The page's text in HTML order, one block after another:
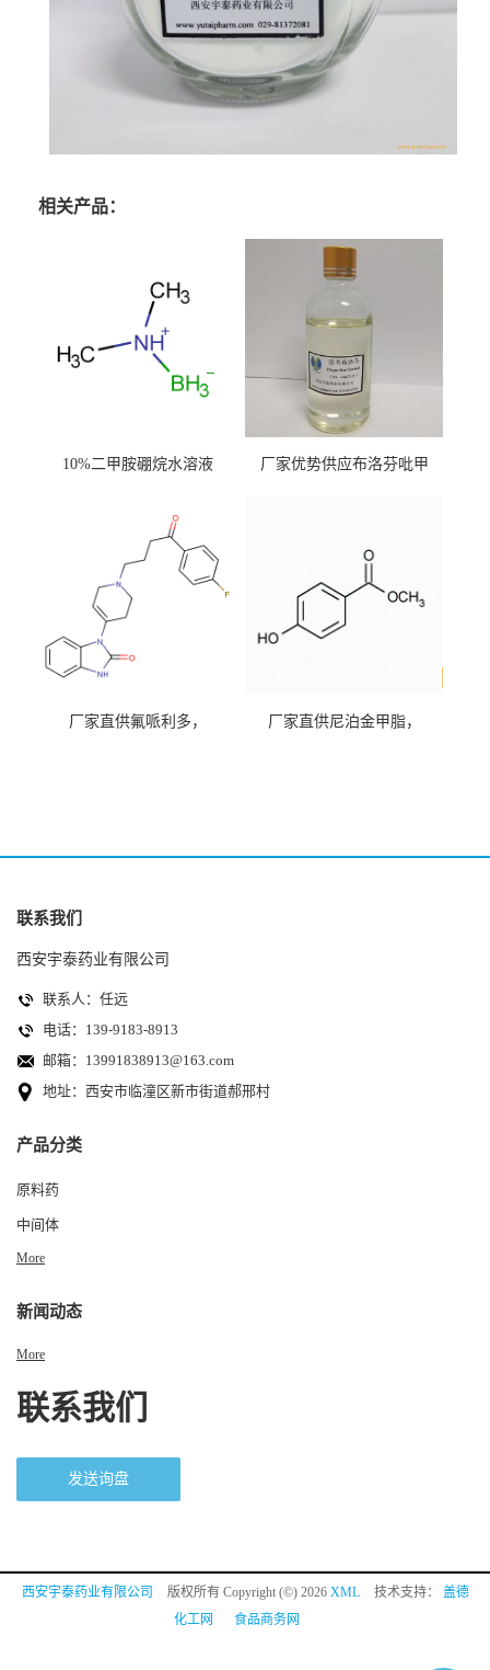
相关产品：
10%二甲胺硼烷水溶液
厂家优势供应布洛芬吡甲
厂家直供氟哌利多，
厂家直供尼泊金甲脂，
联系我们
西安宇泰药业有限公司
联系人：任远
电话：139-9183-8913
邮箱： 13991838913@163.com
地址：西安市临潼区新市街道郝邢村
产品分类
原料药
中间体
More
新闻动态
More
联系我们
发送询盘
西安宇泰药业有限公司 版权所有 Copyright (©) 2026 XML 技术支持： 盖德
化工网
食品商务网